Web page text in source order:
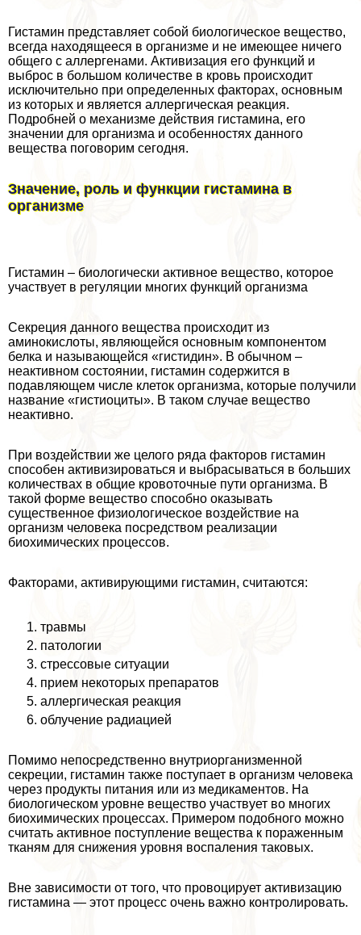
Гистамин представляет собой биологическое вещество,
всегда находящееся в организме и не имеющее ничего
общего с аллергенами. Активизация его функций и
выброс в большом количестве в кровь происходит
исключительно при определенных факторах, основным
из которых и является аллергическая реакция.
Подробней о механизме действия гистамина, его
значении для организма и особенностях данного
вещества поговорим сегодня.
Значение, роль и функции гистамина в
организме
Гистамин – биологически активное вещество, которое
участвует в регуляции многих функций организма
Секреция данного вещества происходит из
аминокислоты, являющейся основным компонентом
белка и называющейся «гистидин». В обычном –
неактивном состоянии, гистамин содержится в
подавляющем числе клеток организма, которые получили
название «гистиоциты». В таком случае вещество
неактивно.
При воздействии же целого ряда факторов гистамин
способен активизироваться и выбрасываться в больших
количествах в общие кровоточные пути организма. В
такой форме вещество способно оказывать
существенное физиологическое воздействие на
организм человека посредством реализации
биохимических процессов.
Факторами, активирующими гистамин, считаются:
травмы
патологии
стрессовые ситуации
прием некоторых препаратов
аллергическая реакция
облучение радиацией
Помимо непосредственно внутриорганизменной
секреции, гистамин также поступает в организм человека
через продукты питания или из медикаментов. На
биологическом уровне вещество участвует во многих
биохимических процессах. Примером подобного можно
считать активное поступление вещества к пораженным
тканям для снижения уровня воспаления таковых.
Вне зависимости от того, что провоцирует активизацию
гистамина — этот процесс очень важно контролировать.